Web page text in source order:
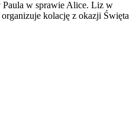
Paula w sprawie Alice. Liz w
kolację z okazji Święta